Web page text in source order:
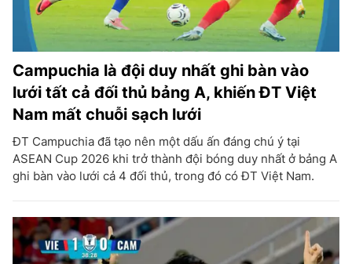
Campuchia là đội duy nhất ghi bàn vào
lưới tất cả đối thủ bảng A, khiến ĐT Việt
Nam mất chuỗi sạch lưới
ĐT Campuchia đã tạo nên một dấu ấn đáng chú ý tại
ASEAN Cup 2026 khi trở thành đội bóng duy nhất ở bảng A
ghi bàn vào lưới cả 4 đối thủ, trong đó có ĐT Việt Nam.